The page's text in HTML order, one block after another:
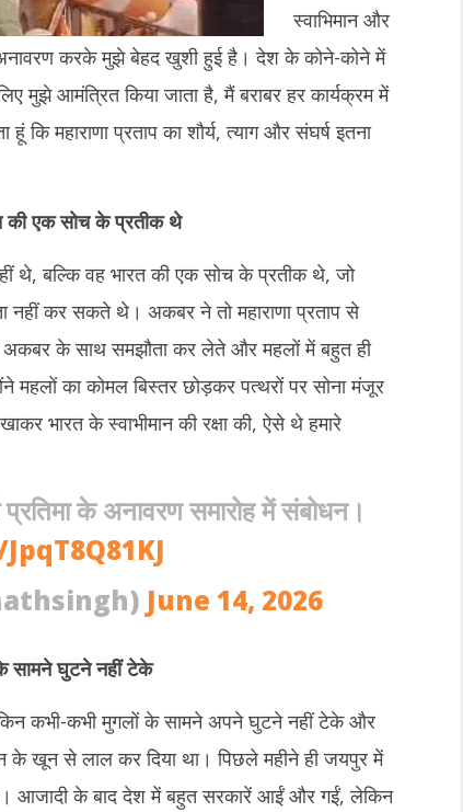
स्वाभिमान और
अनावरण करके मुझे बेहद खुशी हुई है। देश के कोने-कोने में
मुझे आमंत्रित किया जाता है, मैं बराबर हर कार्यक्रम में
कि महाराणा प्रताप का शौर्य, त्याग और संघर्ष इतना
की एक सोच के प्रतीक थे
थे, बल्कि वह भारत की एक सोच के प्रतीक थे, जो
नहीं कर सकते थे। अकबर ने तो महाराणा प्रताप से
अकबर के साथ समझौता कर लेते और महलों में बहुत ही
का कोमल बिस्तर छोड़कर पत्थरों पर सोना मंजूर
भारत के स्वाभीमान की रक्षा की, ऐसे थे हमारे
प्रतिमा के अनावरण समारोह में संबोधन।
June 14, 2026
सामने घुटने नहीं टेके
कभी-कभी मुगलों के सामने अपने घुटने नहीं टेके और
के खून से लाल कर दिया था। पिछले महीने ही जयपुर में
आजादी के बाद देश में बहुत सरकारें आईं और गईं, लेकिन